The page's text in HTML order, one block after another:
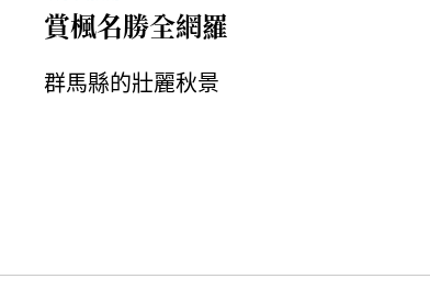
賞楓名勝全網羅
群馬縣的壯麗秋景